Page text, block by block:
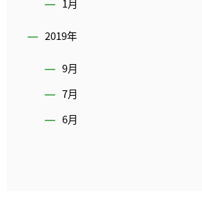
1月
2019年
9月
7月
6月